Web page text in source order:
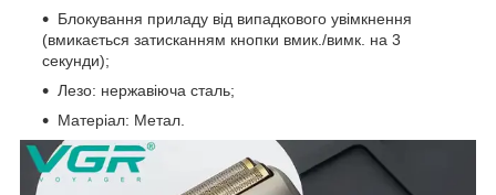
Блокування приладу від випадкового увімкнення
(вмикається затисканням кнопки вмик./вимк. на 3
секунди);
Лезо: нержавіюча сталь;
Матеріал: Метал.